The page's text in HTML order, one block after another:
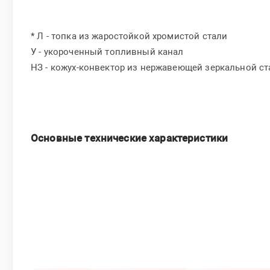
* Л - топка из жаростойкой хромистой стали
У - укороченный топливный канал
НЗ - кожух-конвектор из нержавеющей зеркальной
Основные технические характеристики